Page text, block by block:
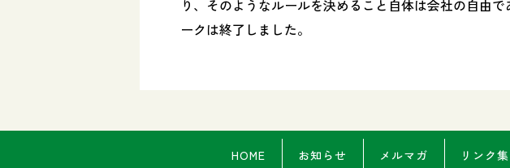
り、そのようなルールを決めること自体は会社の自由
ークは終了しました。
HOME お知らせ メルマガ リンク集